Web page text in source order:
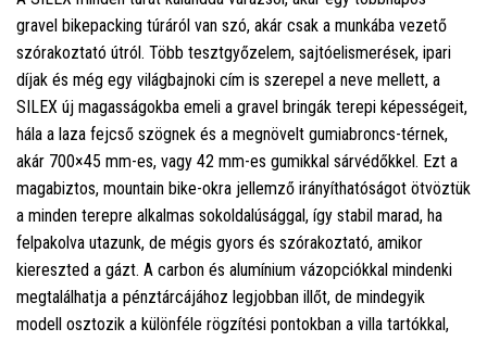
gravel bikepacking túráról van szó, akár csak a munkába vezető
szórakoztató útról. Több tesztgyőzelem, sajtóelismerések, ipari
díjak és még egy világbajnoki cím is szerepel a neve mellett, a
SILEX új magasságokba emeli a gravel bringák terepi képességeit,
hála a laza fejcső szögnek és a megnövelt gumiabroncs-térnek,
akár 700×45 mm-es, vagy 42 mm-es gumikkal sárvédőkkel. Ezt a
magabiztos, mountain bike-okra jellemző irányíthatóságot ötvöztük
a minden terepre alkalmas sokoldalúsággal, így stabil marad, ha
felpakolva utazunk, de mégis gyors és szórakoztató, amikor
kiereszted a gázt. A carbon és alumínium vázopciókkal mindenki
megtalálhatja a pénztárcájához legjobban illőt, de mindegyik
modell osztozik a különféle rögzítési pontokban a villa tartókkal,